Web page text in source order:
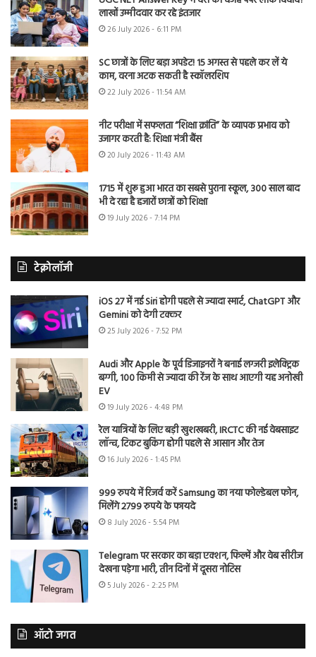
लाखों उम्मीदवार कर रहे इंतजार
26 July 2026 - 6:11 PM
SC छात्रों के लिए बड़ा अपडेट! 15 अगस्त से पहले कर लें ये
काम, वरना अटक सकती है स्कॉलरशिप
22 July 2026 - 11:54 AM
नीट परीक्षा में सफलता “शिक्षा क्रांति” के व्यापक प्रभाव को
उजागर करती है: शिक्षा मंत्री बैंस
20 July 2026 - 11:43 AM
1715 में शुरू हुआ भारत का सबसे पुराना स्कूल, 300 साल बाद
भी दे रहा है हजारों छात्रों को शिक्षा
19 July 2026 - 7:14 PM
टेक्नोलॉजी
iOS 27 में नई Siri होगी पहले से ज्यादा स्मार्ट, ChatGPT और
Gemini को देगी टक्कर
25 July 2026 - 7:52 PM
Audi और Apple के पूर्व डिजाइनरों ने बनाई लग्जरी इलेक्ट्रिक
बग्गी, 100 किमी से ज्यादा की रेंज के साथ आएगी यह अनोखी
EV
19 July 2026 - 4:48 PM
रेल यात्रियों के लिए बड़ी खुशखबरी, IRCTC की नई वेबसाइट
लॉन्च, टिकट बुकिंग होगी पहले से आसान और तेज
16 July 2026 - 1:45 PM
999 रुपये में रिजर्व करें Samsung का नया फोल्डेबल फोन,
मिलेंगे 2799 रुपये के फायदे
8 July 2026 - 5:54 PM
Telegram पर सरकार का बड़ा एक्शन, फिल्में और वेब सीरीज
देखना पड़ेगा भारी, तीन दिनों में दूसरा नोटिस
5 July 2026 - 2:25 PM
ऑटो जगत